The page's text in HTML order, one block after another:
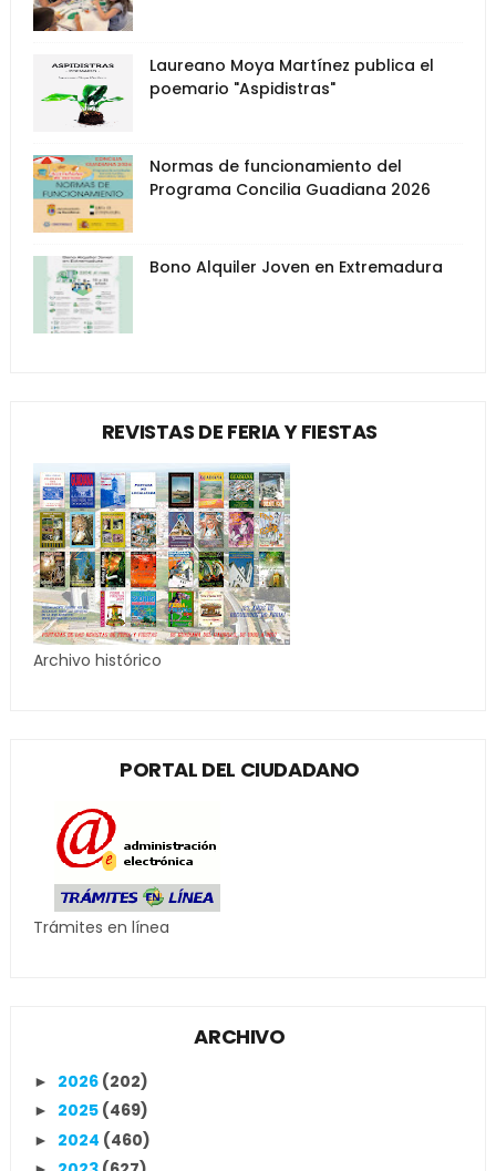
Laureano Moya Martínez publica el
poemario "Aspidistras"
Normas de funcionamiento del
Programa Concilia Guadiana 2026
Bono Alquiler Joven en Extremadura
REVISTAS DE FERIA Y FIESTAS
Archivo histórico
PORTAL DEL CIUDADANO
Trámites en línea
ARCHIVO
► 2026 (202)
► 2025 (469)
► 2024 (460)